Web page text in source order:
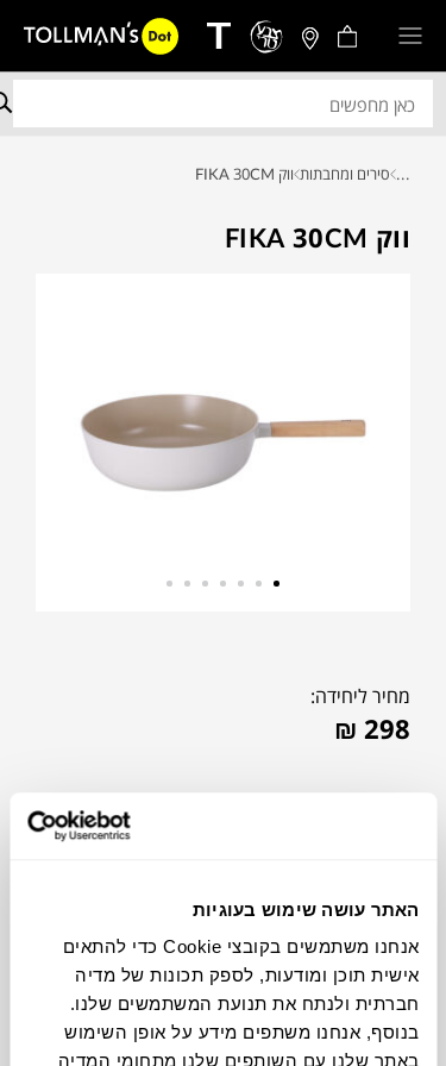
האתר עושה שימוש בעוגיות
אנחנו משתמשים בקובצי Cookie כדי להתאים
אישית תוכן ומודעות, לספק תכונות של מדיה
חברתית ולנתח את תנועת המשתמשים שלנו.
בנוסף, אנחנו משתפים מידע על אופן השימוש
באתר שלנו עם השותפים שלנו מתחומי המדיה
... סירים ומחבתות ווק FIKA 30CM
ווק FIKA 30CM
מחיר ליחידה:
₪ 298
צבעים